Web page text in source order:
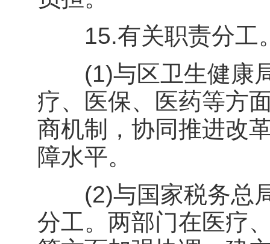
15.有关职责分工
(1)与区卫生健康局
疗、医保、医药等方
商机制，协同推进改
障水平。
(2)与国家税务总局
分工。两部门在医疗